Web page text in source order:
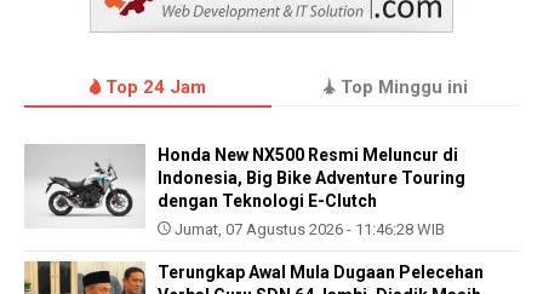
Top 24 Jam Top Minggu ini
Honda New NX500 Resmi Meluncur di
Indonesia, Big Bike Adventure Touring
dengan Teknologi E-Clutch
Jumat, 07 Agustus 2026 - 11:46:28 WIB
Terungkap Awal Mula Dugaan Pelecehan